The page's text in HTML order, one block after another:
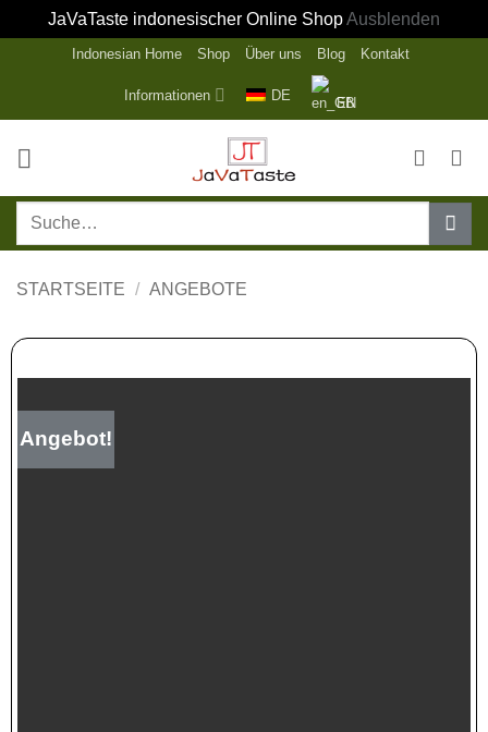
JaVaTaste indonesischer Online ShopAusblenden
Indonesian Home Shop Über uns Blog Kontakt
Informationen DE EN
Suche
STARTSEITE / ANGEBOTE
Angebot!